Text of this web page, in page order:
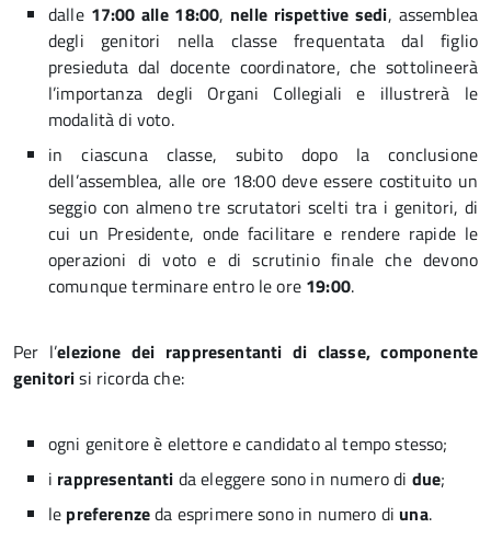
dalle 17:00 alle 18:00, nelle rispettive sedi, assemblea
degli genitori nella classe frequentata dal figlio
presieduta dal docente coordinatore, che sottolineerà
l’importanza degli Organi Collegiali e illustrerà le
modalità di voto.
in ciascuna classe, subito dopo la conclusione
dell’assemblea, alle ore 18:00 deve essere costituito un
seggio con almeno tre scrutatori scelti tra i genitori, di
cui un Presidente, onde facilitare e rendere rapide le
operazioni di voto e di scrutinio finale che devono
comunque terminare entro le ore 19:00.
Per l’elezione dei rappresentanti di classe, componente
genitorisi ricorda che:
ogni genitore è elettore e candidato al tempo stesso;
i rappresentanti da eleggere sono in numero di due;
le preferenzeda esprimere sono in numero di una.